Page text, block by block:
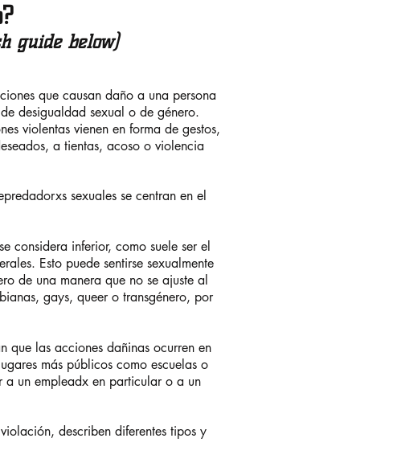
guide below)
que causan daño a una persona
desigualdad sexual o de género.
violentas vienen en forma de gestos,
a tientas, acoso o violencia
sexuales se centran en el
considera inferior, como suele ser el
Esto puede sentirse sexualmente
de una manera que no se ajuste al
gays, queer o transgénero, por
que las acciones dañinas ocurren en
más públicos como escuelas o
a un empleadx en particular o a un
describen diferentes tipos y